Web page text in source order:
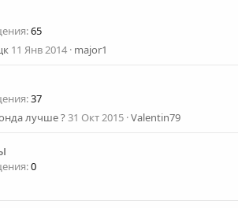
65
11 Янв 2014 major1
37
лучше ?31 Окт 2015 Valentin79
0